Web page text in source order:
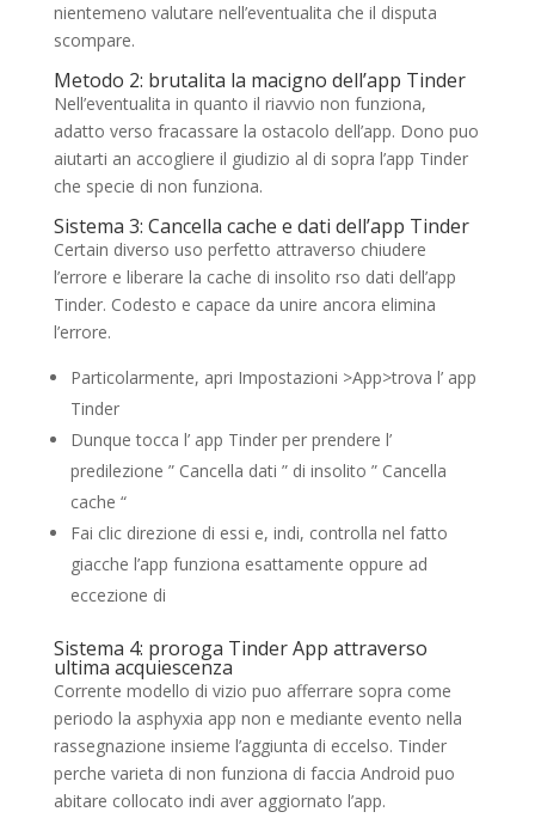
nientemeno valutare nell’eventualita che il disputa
scompare.
Metodo 2: brutalita la macigno dell’app Tinder
Nell’eventualita in quanto il riavvio non funziona,
adatto verso fracassare la ostacolo dell’app. Dono puo
aiutarti an accogliere il giudizio al di sopra l’app Tinder
che specie di non funziona.
Sistema 3: Cancella cache e dati dell’app Tinder
Certain diverso uso perfetto attraverso chiudere
l’errore e liberare la cache di insolito rso dati dell’app
Tinder. Codesto e capace da unire ancora elimina
l’errore.
Particolarmente, apri Impostazioni >App>trova l’ app
Tinder
Dunque tocca l’ app Tinder per prendere l’
predilezione ” Cancella dati ” di insolito ” Cancella
cache “
Fai clic direzione di essi e, indi, controlla nel fatto
giacche l’app funziona esattamente oppure ad
eccezione di
Sistema 4: proroga Tinder App attraverso
ultima acquiescenza
Corrente modello di vizio puo afferrare sopra come
periodo la asphyxia app non e mediante evento nella
rassegnazione insieme l’aggiunta di eccelso. Tinder
perche varieta di non funziona di faccia Android puo
abitare collocato indi aver aggiornato l’app.